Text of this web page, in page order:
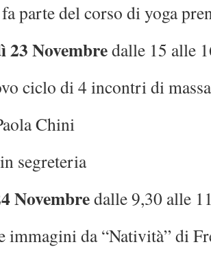
parte del corso di yoga
23 Novembredalle 15 alle
ciclo di 4 incontri di
Chini
segreteria
Novembredalle 9,30 alle
immagini da “Natività” di